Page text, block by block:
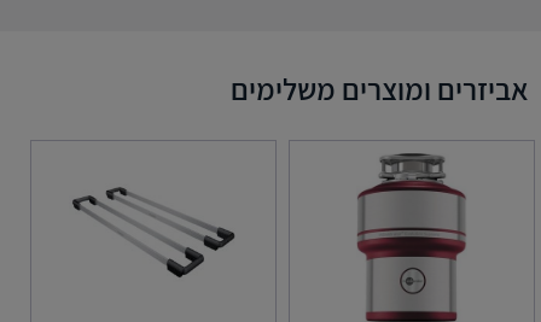
אביזרים ומוצרים משלימים